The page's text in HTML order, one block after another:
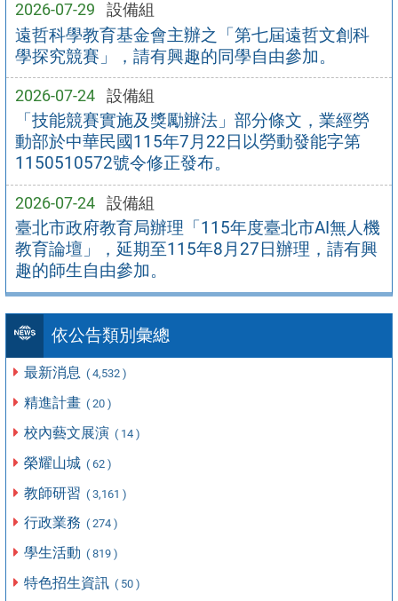
2026-07-29 設備組
遠哲科學教育基金會主辦之「第七屆遠哲文創科
學探究競賽」，請有興趣的同學自由參加。
2026-07-24 設備組
「技能競賽實施及獎勵辦法」部分條文，業經勞
動部於中華民國115年7月22日以勞動發能字第
1150510572號令修正發布。
2026-07-24 設備組
臺北市政府教育局辦理「115年度臺北市AI無人機
教育論壇」，延期至115年8月27日辦理，請有興
趣的師生自由參加。
依公告類別彙總
最新消息 ( 4,532 )
精進計畫 ( 20 )
校內藝文展演 ( 14 )
榮耀山城 ( 62 )
教師研習 ( 3,161 )
行政業務 ( 274 )
學生活動 ( 819 )
特色招生資訊 ( 50 )